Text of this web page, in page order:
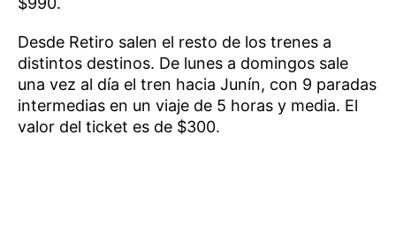
Desde Retiro salen el resto de los trenes a
distintos destinos. De lunes a domingos sale
una vez al día el tren hacia Junín, con 9 paradas
intermedias en un viaje de 5 horas y media. El
valor del ticket es de $300.